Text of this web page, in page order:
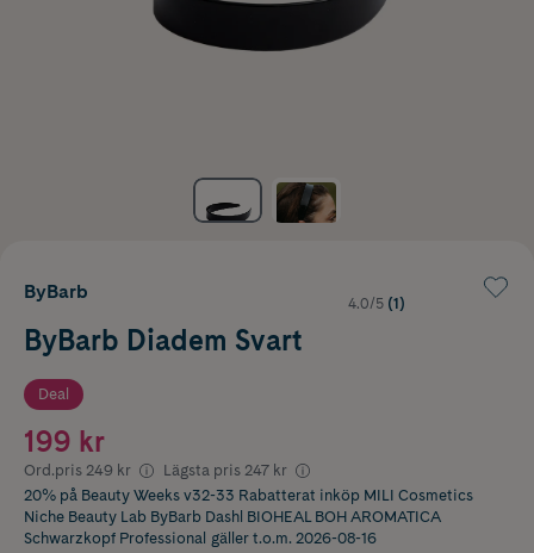
ByBarb
4.0/5 (1)
ByBarb Diadem Svart
Deal
199 kr
Ord.pris 249 kr Lägsta pris 247 kr
20% på Beauty Weeks v32-33 Rabatterat inköp MILI Cosmetics
Niche Beauty Lab ByBarb Dashl BIOHEAL BOH AROMATICA
Schwarzkopf Professional gäller t.o.m. 2026-08-16